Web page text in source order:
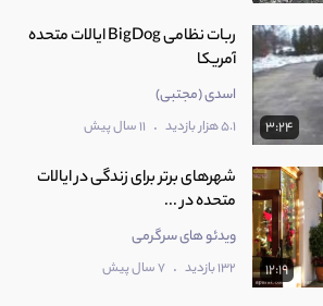
3:24
ربات نظامی BigDog ایالات متحده
آمریکا
اسدی (مجتبی)
5.1 هزار بازدید . 11 سال پیش
12:19
شهرهای برتر برای زندگی در ایالات
متحده در ...
ویدئو های سرگرمی
132 بازدید . 7 سال پیش